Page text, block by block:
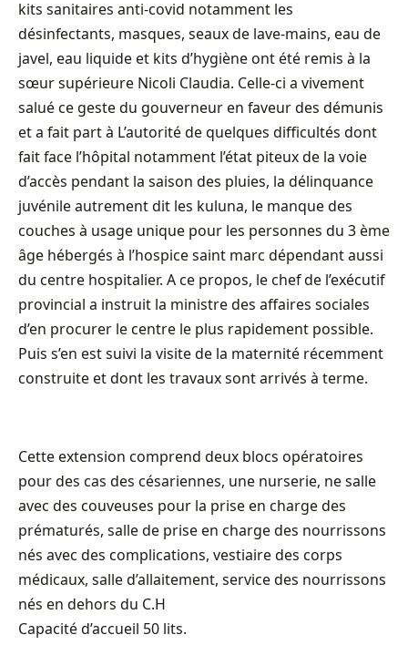
kits sanitaires anti-covid notamment les
désinfectants, masques, seaux de lave-mains, eau de
javel, eau liquide et kits d’hygiène ont été remis à la
sœur supérieure Nicoli Claudia. Celle-ci a vivement
salué ce geste du gouverneur en faveur des démunis
et a fait part à L’autorité de quelques difficultés dont
fait face l’hôpital notamment l’état piteux de la voie
d’accès pendant la saison des pluies, la délinquance
juvénile autrement dit les kuluna, le manque des
couches à usage unique pour les personnes du 3 ème
âge hébergés à l’hospice saint marc dépendant aussi
du centre hospitalier. A ce propos, le chef de l’exécutif
provincial a instruit la ministre des affaires sociales
d’en procurer le centre le plus rapidement possible.
Puis s’en est suivi la visite de la maternité récemment
construite et dont les travaux sont arrivés à terme.
Cette extension comprend deux blocs opératoires
pour des cas des césariennes, une nurserie, ne salle
avec des couveuses pour la prise en charge des
prématurés, salle de prise en charge des nourrissons
nés avec des complications, vestiaire des corps
médicaux, salle d’allaitement, service des nourrissons
nés en dehors du C.H
Capacité d’accueil 50 lits.